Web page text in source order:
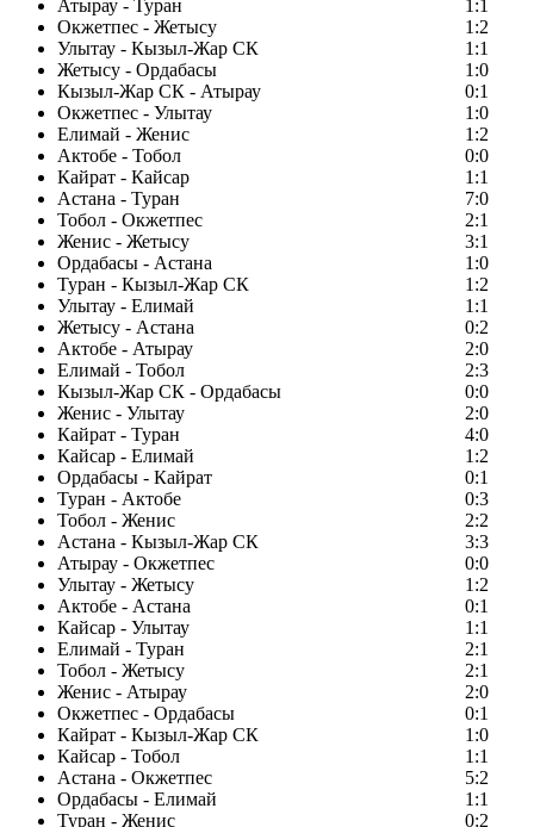
Атырау - Туран
1:1
Окжетпес - Жетысу
1:2
Улытау - Кызыл-Жар СК
1:1
Жетысу - Ордабасы
1:0
Кызыл-Жар СК - Атырау
0:1
Окжетпес - Улытау
1:0
Елимай - Женис
1:2
Актобе - Тобол
0:0
Кайрат - Кайсар
1:1
Астана - Туран
7:0
Тобол - Окжетпес
2:1
Женис - Жетысу
3:1
Ордабасы - Астана
1:0
Туран - Кызыл-Жар СК
1:2
Улытау - Елимай
1:1
Жетысу - Астана
0:2
Актобе - Атырау
2:0
Елимай - Тобол
2:3
Кызыл-Жар СК - Ордабасы
0:0
Женис - Улытау
2:0
Кайрат - Туран
4:0
Кайсар - Елимай
1:2
Ордабасы - Кайрат
0:1
Туран - Актобе
0:3
Тобол - Женис
2:2
Астана - Кызыл-Жар СК
3:3
Атырау - Окжетпес
0:0
Улытау - Жетысу
1:2
Актобе - Астана
0:1
Кайсар - Улытау
1:1
Елимай - Туран
2:1
Тобол - Жетысу
2:1
Женис - Атырау
2:0
Окжетпес - Ордабасы
0:1
Кайрат - Кызыл-Жар СК
1:0
Кайсар - Тобол
1:1
Астана - Окжетпес
5:2
Ордабасы - Елимай
1:1
Туран - Женис
0:2